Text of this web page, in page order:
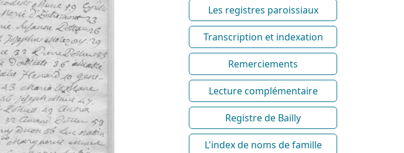
Les registres paroissiaux
Transcription et indexation
Remerciements
Lecture complémentaire
Registre de Bailly
L'index de noms de famille